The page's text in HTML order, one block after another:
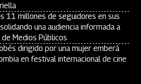
11 millones de seguidores en sus
una audiencia informada a
Medios Públicos
dirigido por una mujer emberá
en festival internacional de cine